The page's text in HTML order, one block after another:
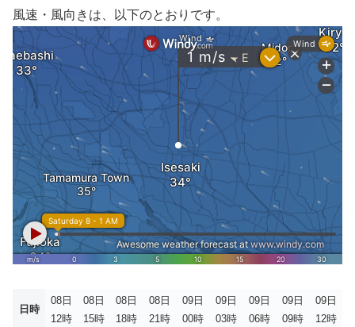
風速・風向きは、以下のとおりです。
日時
08日
12時
08日
15時
08日
18時
08日
21時
09日
00時
09日
03時
09日
06時
09日
09時
09日
12時